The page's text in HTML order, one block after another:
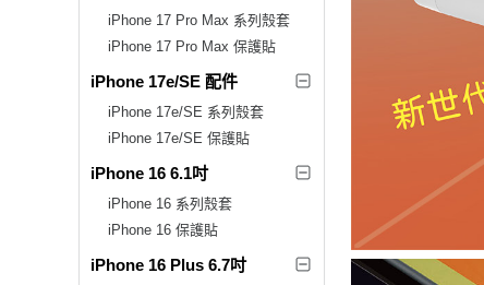
iPhone 17 Pro Max 系列殼套
iPhone 17 Pro Max 保護貼
iPhone 17e/SE 配件
iPhone 17e/SE 系列殼套
iPhone 17e/SE 保護貼
iPhone 16 6.1吋
iPhone 16 系列殼套
iPhone 16 保護貼
iPhone 16 Plus 6.7吋